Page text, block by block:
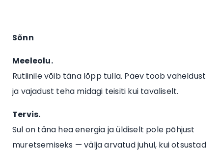
Sõnn
Meeleolu.
Rutiinile võib täna lõpp tulla. Päev toob vaheldust
ja vajadust teha midagi teisiti kui tavaliselt.
Tervis.
Sul on täna hea energia ja üldiselt pole põhjust
muretsemiseks — välja arvatud juhul, kui otsustad